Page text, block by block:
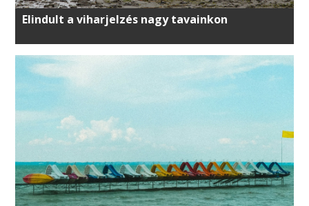
Elindult a viharjelzés nagy tavainkon